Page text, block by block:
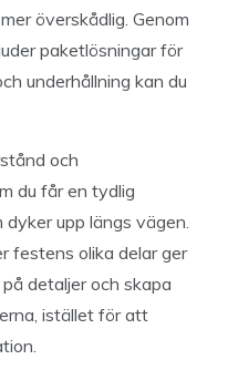
överskådlig. Genom
paketlösningar för
underhållning kan du
och
du får en tydlig
upp längs vägen.
festens olika delar ger
detaljer och skapa
istället för att